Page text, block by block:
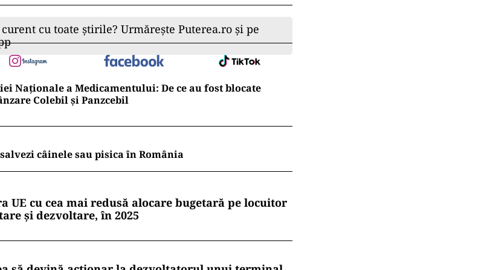
cu toate știrile? Urmărește Puterea.ro și pe
Naționale a Medicamentului: De ce au fost blocate
Colebil și Panzcebil
câinele sau pisica în România
UE cu cea mai redusă alocare bugetară pe locuitor
și dezvoltare, în 2025